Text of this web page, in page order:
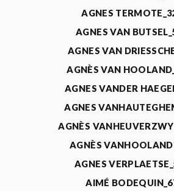
AGNES
AGNES VAN
AGNES VAN
AGNÈS VAN
AGNES VANDER
AGNES
AGNÈS
AGNÈS
AGNES
AIMÉ